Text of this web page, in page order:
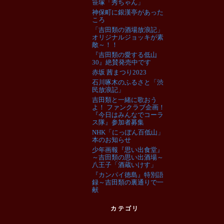
笹塚「秀ちゃん」
神保町に銀漢亭があった
ころ
「吉田類の酒場放浪記」
オリジナルジョッキが素
敵～！！
『吉田類の愛する低山
30』絶賛発売中です
赤坂 茜まつり2023
石川啄木のふるさと「渋
民放浪記」
吉田類と一緒に歌おう
よ！ ファンクラブ企画！
『今日はみんなでコーラ
ス隊』参加者募集
NHK「にっぽん百低山」
本のお知らせ
少年画報『思い出食堂』
～吉田類の思い出酒場～
八王子「酒蔵いけす」
『カンパイ徳島』特別語
録～吉田類の裏通りで一
献
カテゴリ